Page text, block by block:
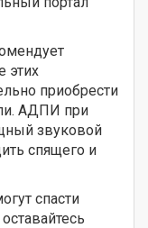
этих
приобрести
АДПИ при
звуковой
спящего и
спасти